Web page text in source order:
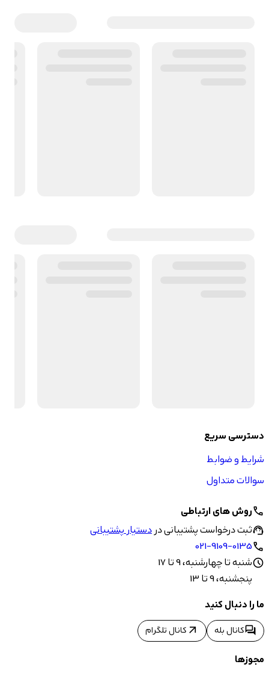
دسترسی سریع
شرایط و ضوابط
سوالات متداول
callروش های ارتباطی
support_agentثبت درخواست پشتیبانی دردستیار پشتیبانی
call
021-9109-0135
scheduleشنبه تا چهارشنبه، 9 تا 17
پنجشنبه، 9 تا 13
ما را دنبال کنید
forumکانال بله arrow_outward کانال تلگرام
مجوزها